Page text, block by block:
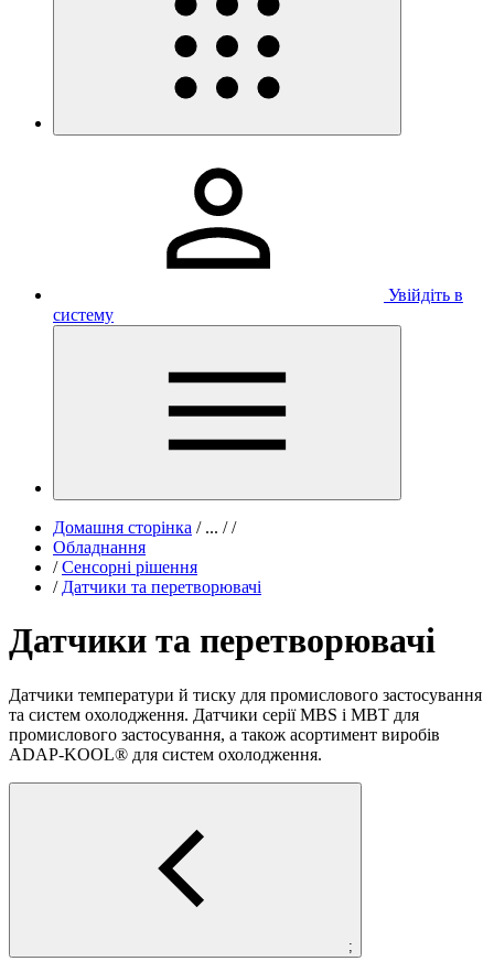
Увійдіть в
систему
Домашня сторінка /... / /
Обладнання
/ Сенсорні рішення
/ Датчики та перетворювачі
Датчики та перетворювачі
Датчики температури й тиску для промислового застосування
та систем охолодження. Датчики серії MBS і MBT для
промислового застосування, а також асортимент виробів
ADAP-KOOL® для систем охолодження.
;